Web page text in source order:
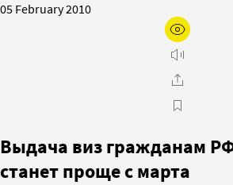
05 February 2010
Выдача виз гражданам
станет проще с марта